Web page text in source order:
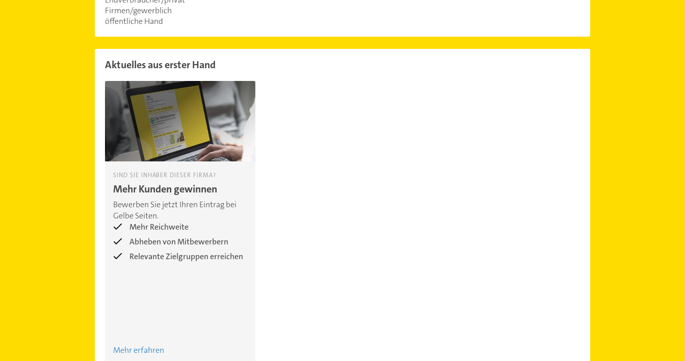
Firmen/gewerblich
öffentliche Hand
Aktuelles aus erster Hand
SIND SIE INHABER DIESER FIRMA?
Mehr Kunden gewinnen
Bewerben Sie jetzt Ihren Eintrag bei
Gelbe Seiten.
Mehr Reichweite
Abheben von Mitbewerbern
Relevante Zielgruppen erreichen
Mehr erfahren